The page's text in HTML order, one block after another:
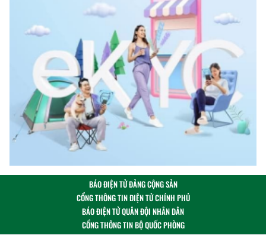
BÁO ĐIỆN TỬ ĐẢNG CỘNG SẢN
CỔNG THÔNG TIN ĐIỆN TỬ CHÍNH PHỦ
BÁO ĐIỆN TỬ QUÂN ĐỘI NHÂN DÂN
CỔNG THÔNG TIN BỘ QUỐC PHÒNG